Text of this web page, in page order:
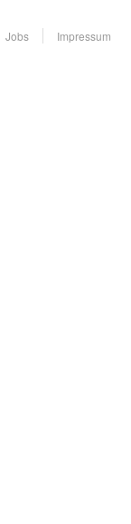
Jobs
Impressum